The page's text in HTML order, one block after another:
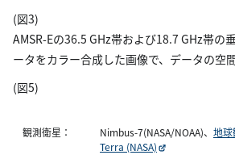
(図3)
AMSR-Eの36.5 GHz帯および18.7 GHz帯の
ータをカラー合成した画像で、データの空
(図5)
観測衛星： Nimbus-7(NASA/NOAA)、 地球
Terra (NASA)